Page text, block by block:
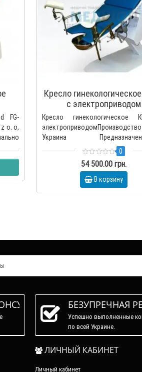
FG-
o. o,
Кресло
с электроприводом
Кресло гинекологическое
электроприводомПроизводство
Украина
помещения на нег..
0
54 500.00 грн.
В корзину
БЕЗУПРЕЧНАЯ
Успешно выполненные
по всей Украине.
ЛИЧНЫЙ КАБИНЕТ
Личный кабинет